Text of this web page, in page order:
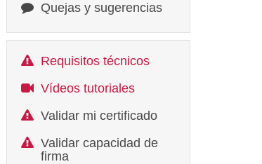
Quejas y sugerencias
Requisitos técnicos
Vídeos tutoriales
Validar mi certificado
Validar capacidad de
firma